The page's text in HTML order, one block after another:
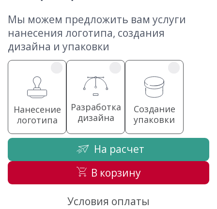
Мы можем предложить вам услуги
нанесения логотипа, создания
дизайна и упаковки
Нанесение
логотипа
Разработка
дизайна
Создание
упаковки
На расчет
В корзину
Условия оплаты